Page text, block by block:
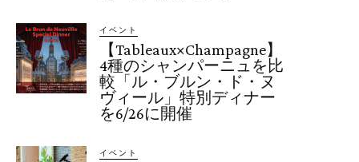
イベント
【Tableaux×Champagne】
4種のシャンパーニュを比
較「ル・ブルン・ド・ヌ
ヴィール」特別ディナー
を6/26に開催
イベント